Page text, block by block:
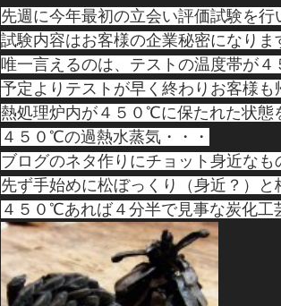
先週に今年最初の立会い評価試験を行
試験内容はお客様の企業秘密になりま
唯一言えるのは、テストの温度帯が４
予定よりテストが早く終わりお客様も
熱処理炉内が４５０℃に保たれた状態
４５０℃の過熱水蒸気・・・
ブログのネタ作りにチョット身近なも
先ず手始めに松ぼっくり（身近？）と
４５０℃あれば４分半で見事な炭化工